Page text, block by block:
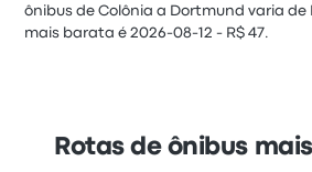
ônibus de Colônia a Dortmund varia de
mais barata é 2026-08-12 - R$ 47.
Rotas de ônibus